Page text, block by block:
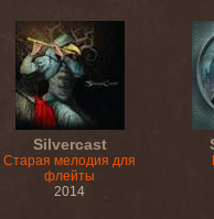
Silvercast
Старая мелодия для
флейты
2014